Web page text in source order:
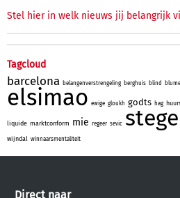
Stel hier in welk nieuws jij belangrijk
Tagcloud
barcelona belangenverstrengeling berghuis blind
elsimao ewige gloukh godts hag
liquide marktconform mie regeer sevic
wijndal winnaarsmentaliteit
Direct naar